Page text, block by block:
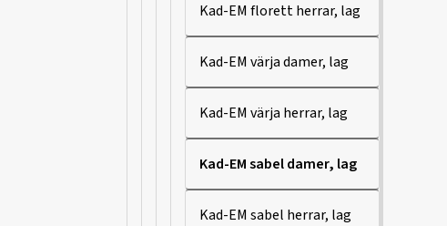
Kad-EM florett herrar, lag
Kad-EM värja damer, lag
Kad-EM värja herrar, lag
Kad-EM sabel damer, lag
Kad-EM sabel herrar, lag